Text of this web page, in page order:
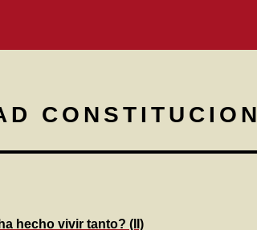
CONSTITUCION
hecho vivir tanto? (II)